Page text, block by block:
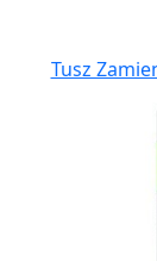
Tusz